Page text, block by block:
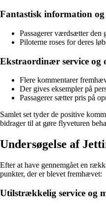
Fantastisk information
Passagerer værdsætter
Piloterne roses for deres
Ekstraordinær service og
Flere kommentarer
Der gives eksempler på
Passagerer sætter pris på
Samlet set tyder de positive
bidrager til at gøre flyveturen
Undersøgelse af
Efter at have gennemgået en
punkter, der er blevet fremhævet:
Utilstrækkelig service og